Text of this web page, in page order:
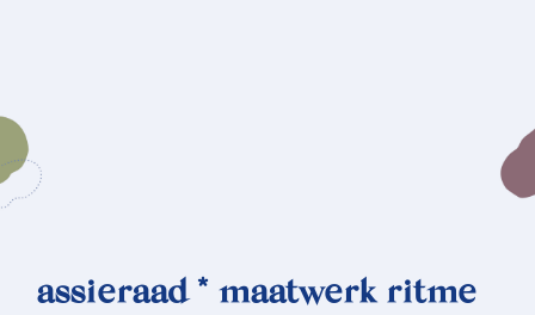
assieraad * maatwerk ritme